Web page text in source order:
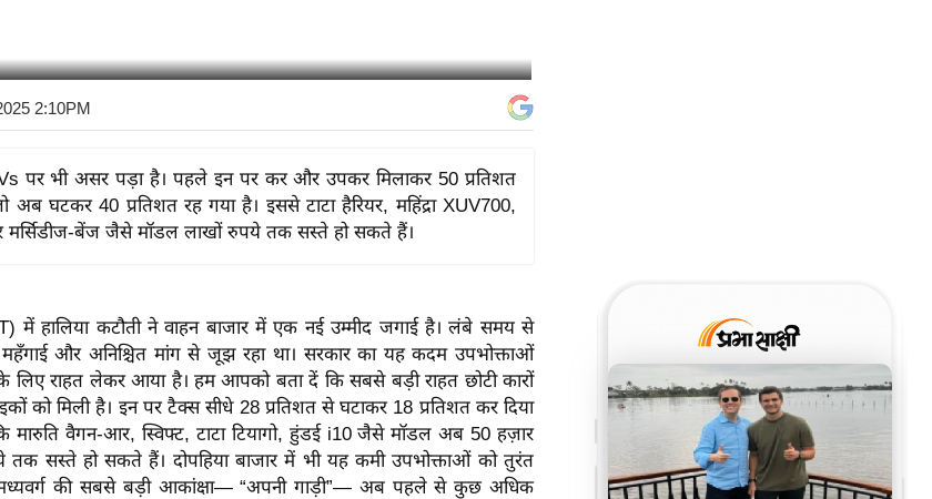
2:10PM
पर भी असर पड़ा है। पहले इन पर कर और उपकर मिलाकर 50 प्रतिशत
घटकर 40 प्रतिशत रह गया है। इससे टाटा हैरियर, महिंद्रा XUV700,
मर्सिडीज-बेंज जैसे मॉडल लाखों रुपये तक सस्ते हो सकते हैं।
में हालिया कटौती ने वाहन बाजार में एक नई उम्मीद जगाई है। लंबे समय से
महँगाई और अनिश्चित मांग से जूझ रहा था। सरकार का यह कदम उपभोक्ताओं
लिए राहत लेकर आया है। हम आपको बता दें कि सबसे बड़ी राहत छोटी कारों
को मिली है। इन पर टैक्स सीधे 28 प्रतिशत से घटाकर 18 प्रतिशत कर दिया
मारुति वैगन-आर, स्विफ्ट, टाटा टियागो, हुंडई i10 जैसे मॉडल अब 50 हज़ार
सस्ते हो सकते हैं। दोपहिया बाजार में भी यह कमी उपभोक्ताओं को तुरंत
मध्यवर्ग की सबसे बड़ी आकांक्षा— “अपनी गाड़ी”— अब पहले से कुछ अधिक